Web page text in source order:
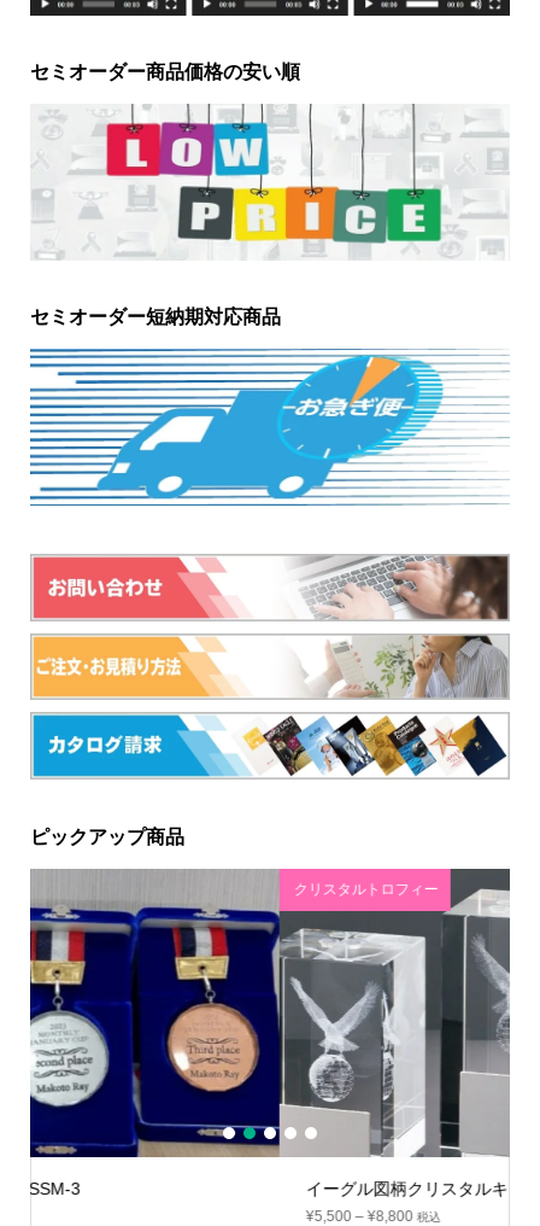
セミオーダー商品価格の安い順
セミオーダー短納期対応商品
ピックアップ商品
イーグル図柄クリスタルキューブ：BW-2157
1 2 3 4 5